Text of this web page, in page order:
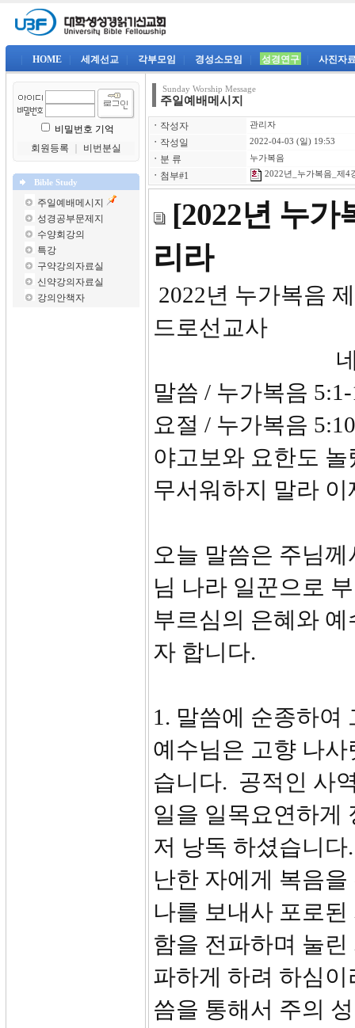
HOME 세계선교 각부모임 경성소모임 성경연구 사진자
비밀번호 기억
회원등록
비번분실
Bible Study
주일예배메시지
성경공부문제지
수양회강의
특강
구약강의자료실
신약강의자료실
강의안책자
Sunday Worship Message
주일예배메시지
ㆍ 작성자 관리자
ㆍ 작성일 2022-04-03 (일) 19:53
ㆍ 분 류 누가복음
ㆍ 첨부#1 2022년_누가복음_제4
[2022년 누가
리라
2022년
드로선교사
네가 사람
말씀 / 누가복음
요절 / 누가복음
야고보와 요한도
무서워하지 말라
오늘 말씀은 주님
님 나라 일꾼으로
부르심의 은혜와
자 합니다.
1. 말씀에 순종하여
예수님은 고향 나
습니다. 공적인 사
일을 일목요연하게
저 낭독 하셨습니
난한 자에게 복음
나를 보내사 포로
함을 전파하며 눌
파하게 하려 하심이
씀을 통해서 주의